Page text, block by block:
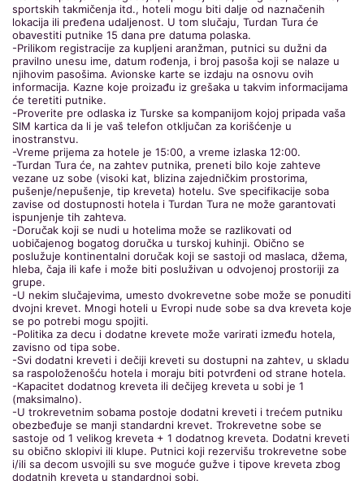
sportskih takmičenja itd., hoteli mogu biti dalje od naznačenih
lokacija ili pređena udaljenost. U tom slučaju, Turdan Tura će
obavestiti putnike 15 dana pre datuma polaska.
-Prilikom registracije za kupljeni aranžman, putnici su dužni da
pravilno unesu ime, datum rođenja, i broj pasoša koji se nalaze u
njihovim pasošima. Avionske karte se izdaju na osnovu ovih
informacija. Kazne koje proizađu iz grešaka u takvim informacijama
će teretiti putnike.
-Proverite pre odlaska iz Turske sa kompanijom kojoj pripada vaša
SIM kartica da li je vaš telefon otključan za korišćenje u
inostranstvu.
-Vreme prijema za hotele je 15:00, a vreme izlaska 12:00.
-Turdan Tura će, na zahtev putnika, preneti bilo koje zahteve
vezane uz sobe (visoki kat, blizina zajedničkim prostorima,
pušenje/nepušenje, tip kreveta) hotelu. Sve specifikacije soba
zavise od dostupnosti hotela i Turdan Tura ne može garantovati
ispunjenje tih zahteva.
-Doručak koji se nudi u hotelima može se razlikovati od
uobičajenog bogatog doručka u turskoj kuhinji. Obično se
poslužuje kontinentalni doručak koji se sastoji od maslaca, džema,
hleba, čaja ili kafe i može biti posluživan u odvojenoj prostoriji za
grupe.
-U nekim slučajevima, umesto dvokrevetne sobe može se ponuditi
dvojni krevet. Mnogi hoteli u Evropi nude sobe sa dva kreveta koje
se po potrebi mogu spojiti.
-Politika za decu i dodatne krevete može varirati između hotela,
zavisno od tipa sobe.
-Svi dodatni kreveti i dečiji kreveti su dostupni na zahtev, u skladu
sa raspoloženošću hotela i moraju biti potvrđeni od strane hotela.
-Kapacitet dodatnog kreveta ili dečijeg kreveta u sobi je 1
(maksimalno).
-U trokrevetnim sobama postoje dodatni kreveti i trećem putniku
obezbeđuje se manji standardni krevet. Trokrevetne sobe se
sastoje od 1 velikog kreveta + 1 dodatnog kreveta. Dodatni kreveti
su obično sklopivi ili klupe. Putnici koji rezervišu trokrevetne sobe
i/ili sa decom usvojili su sve moguće gužve i tipove kreveta zbog
dodatnih kreveta u standardnoj sobi.